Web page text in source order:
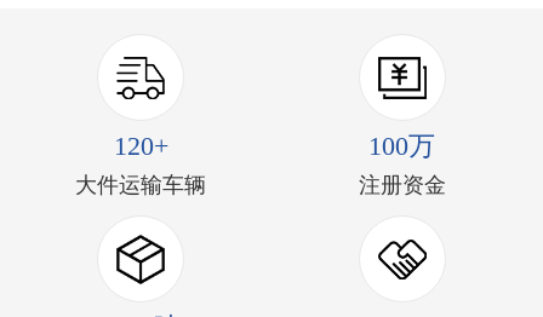
120+
大件运输车辆
100万
注册资金